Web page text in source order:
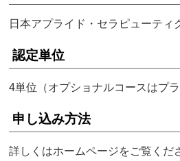
日本アプライド・セラピューティ
認定単位
4単位（オプショナルコースはプラ
申し込み方法
詳しくはホームページをご覧くだ